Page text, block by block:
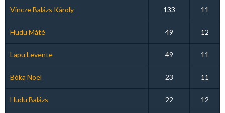
Vincze Balázs Károly 133 11
Hudu Máté 49 12
Lapu Levente 49 11
Bóka Noel 23 11
Hudu Balázs 22 12